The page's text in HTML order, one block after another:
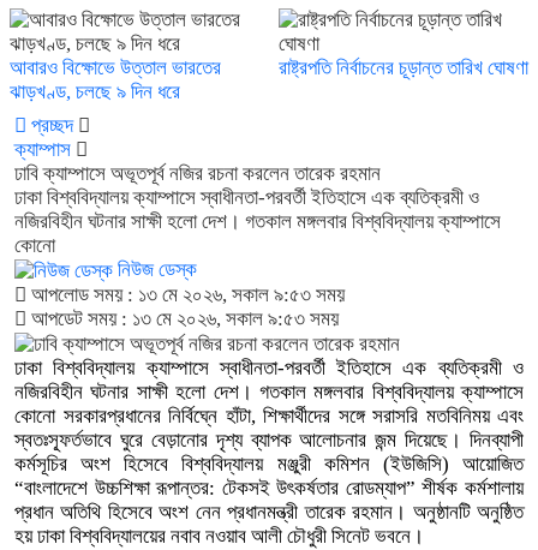
প্রচ্ছদ
ক্যাম্পাস
ঢাবি ক্যাম্পাসে অভূতপূর্ব নজির রচনা করলেন তারেক রহমান
ঢাকা বিশ্ববিদ্যালয় ক্যাম্পাসে স্বাধীনতা-পরবর্তী ইতিহাসে এক ব্যতিক্রমী ও
নজিরবিহীন ঘটনার সাক্ষী হলো দেশ। গতকাল মঙ্গলবার বিশ্ববিদ্যালয় ক্যাম্পাসে
কোনো
নিউজ ডেস্ক
আপলোড সময় : ১৩ মে ২০২৬, সকাল ৯:৫৩ সময়
আপডেট সময় : ১৩ মে ২০২৬, সকাল ৯:৫৩ সময়
ঢাকা বিশ্ববিদ্যালয় ক্যাম্পাসে স্বাধীনতা-পরবর্তী ইতিহাসে এক ব্যতিক্রমী ও
নজিরবিহীন ঘটনার সাক্ষী হলো দেশ। গতকাল মঙ্গলবার বিশ্ববিদ্যালয় ক্যাম্পাসে
কোনো সরকারপ্রধানের নির্বিঘ্নে হাঁটা, শিক্ষার্থীদের সঙ্গে সরাসরি মতবিনিময় এবং
স্বতঃস্ফূর্তভাবে ঘুরে বেড়ানোর দৃশ্য ব্যাপক আলোচনার জন্ম দিয়েছে। দিনব্যাপী
কর্মসূচির অংশ হিসেবে বিশ্ববিদ্যালয় মঞ্জুরী কমিশন (ইউজিসি) আয়োজিত
“বাংলাদেশে উচ্চশিক্ষা রূপান্তর: টেকসই উৎকর্ষতার রোডম্যাপ” শীর্ষক কর্মশালায়
প্রধান অতিথি হিসেবে অংশ নেন প্রধানমন্ত্রী তারেক রহমান। অনুষ্ঠানটি অনুষ্ঠিত
হয় ঢাকা বিশ্ববিদ্যালয়ের নবাব নওয়াব আলী চৌধুরী সিনেট ভবনে।
আবারও বিক্ষোভে উত্তাল ভারতের
ঝাড়খণ্ড, চলছে ৯ দিন ধরে
রাষ্ট্রপতি নির্বাচনের চূড়ান্ত তারিখ ঘোষণা